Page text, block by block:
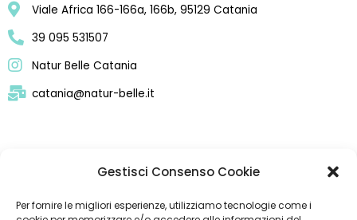
Gestisci Consenso Cookie
Per fornire le migliori esperienze, utilizziamo tecnologie come i
Viale Africa 166-166a, 166b, 95129 Catania
39 095 531507
Natur Belle Catania
catania@natur-belle.it